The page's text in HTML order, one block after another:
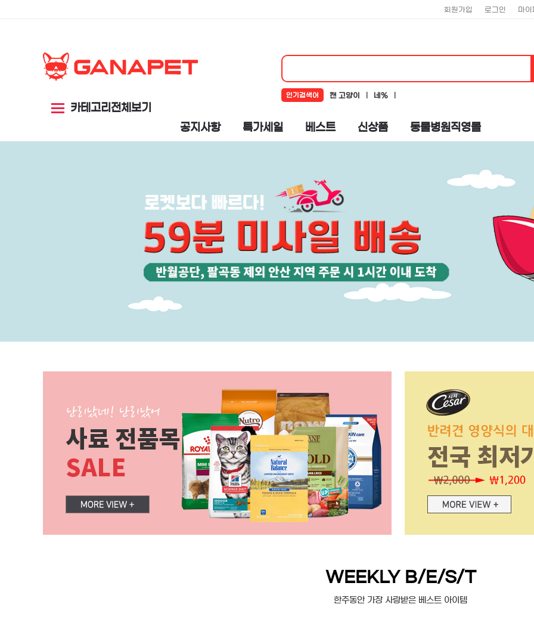
카테고리전체보기
회원가입 로그인 마이
인기검색어 캔 고양이 네%
뉴알엑스 코어
로하스 뉴트리플랜
공지사항 특가세일 베스트 신상품 동물병원직영몰
WEEKLY B/E/S/T
한주동안 가장 사랑받은 베스트 아이템